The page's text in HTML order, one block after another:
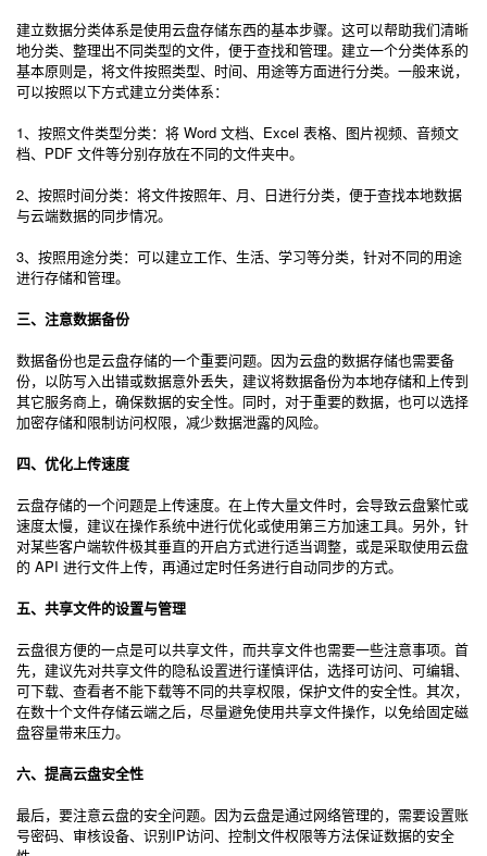
建立数据分类体系是使用云盘存储东西的基本步骤。这可以帮助我们清晰
地分类、整理出不同类型的文件，便于查找和管理。建立一个分类体系的
基本原则是，将文件按照类型、时间、用途等方面进行分类。一般来说，
可以按照以下方式建立分类体系：
1、按照文件类型分类：将 Word 文档、Excel 表格、图片视频、音频文
档、PDF 文件等分别存放在不同的文件夹中。
2、按照时间分类：将文件按照年、月、日进行分类，便于查找本地数据
与云端数据的同步情况。
3、按照用途分类：可以建立工作、生活、学习等分类，针对不同的用途
进行存储和管理。
三、注意数据备份
数据备份也是云盘存储的一个重要问题。因为云盘的数据存储也需要备
份，以防写入出错或数据意外丢失，建议将数据备份为本地存储和上传到
其它服务商上，确保数据的安全性。同时，对于重要的数据，也可以选择
加密存储和限制访问权限，减少数据泄露的风险。
四、优化上传速度
云盘存储的一个问题是上传速度。在上传大量文件时，会导致云盘繁忙或
速度太慢，建议在操作系统中进行优化或使用第三方加速工具。另外，针
对某些客户端软件极其垂直的开启方式进行适当调整，或是采取使用云盘
的 API 进行文件上传，再通过定时任务进行自动同步的方式。
五、共享文件的设置与管理
云盘很方便的一点是可以共享文件，而共享文件也需要一些注意事项。首
先，建议先对共享文件的隐私设置进行谨慎评估，选择可访问、可编辑、
可下载、查看者不能下载等不同的共享权限，保护文件的安全性。其次，
在数十个文件存储云端之后，尽量避免使用共享文件操作，以免给固定磁
盘容量带来压力。
六、提高云盘安全性
最后，要注意云盘的安全问题。因为云盘是通过网络管理的，需要设置账
号密码、审核设备、识别IP访问、控制文件权限等方法保证数据的安全